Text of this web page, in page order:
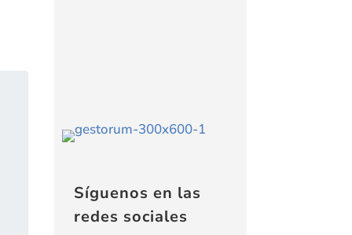
Síguenos en las
redes sociales